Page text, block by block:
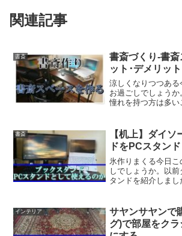
関連記事
書斎
書斎づくり-書斎
ット･デメリット
涼しくなりつつあ
お過ごしでしょう
憧れを持つ方は多
る方にはハードル
ょうか。私は書斎
書斎
【机上】ダイ
ドをPCスタン
氷作りまくる今日
しでしょうか。以
タンドを紹介しまし
タンドを別の形で、
に使う方法を見つ
インテリア
サヤンサヤンで
グ)で部屋をク